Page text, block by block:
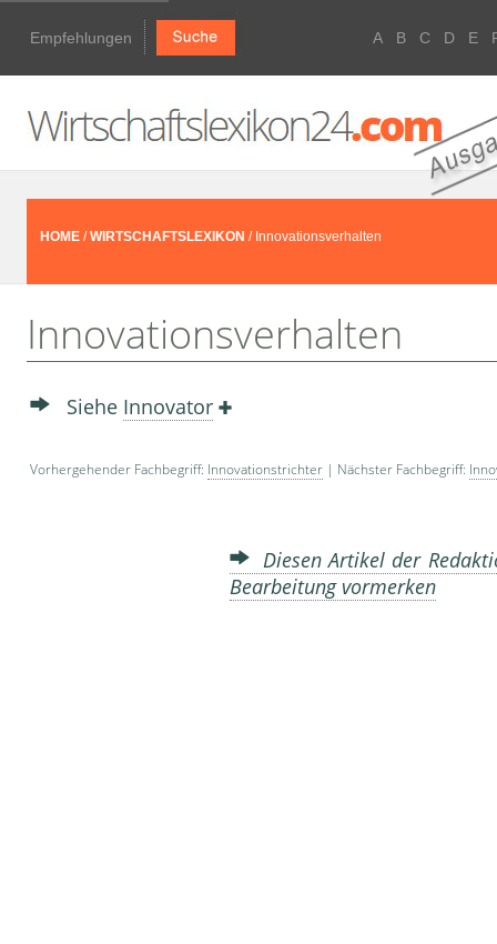
Empfehlungen A B C D E
HOME /WIRTSCHAFTSLEXIKON / Innovationsverhalten
Innovationsverhalten
Siehe Innovator
Vorhergehender Fachbegriff: Innovationstrichter | Nächster Fachbegriff:
Diesen Artikel der
Bearbeitung vormerken